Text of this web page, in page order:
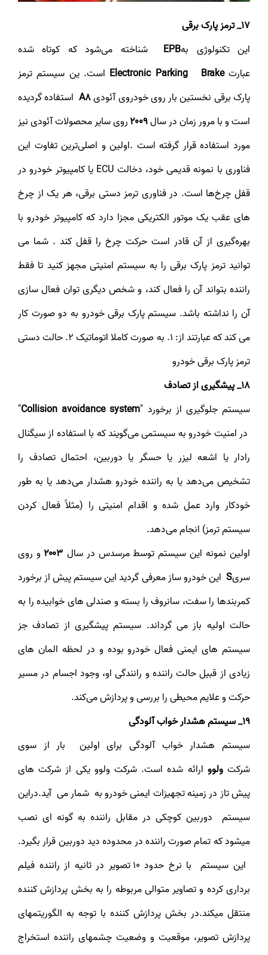
17_ ترمز پارک برقی
این تکنولوژی بهEPB شناخته می‌شود که کوتاه شده
عبارتElectronic Parking
Brake
است. ین سیستم ترمز
پارک برقی نخستین بار روی خودروی آئودیA8 استفاده گردیده
است و با مرور زمان در سال۲۰۰۹روی سایر محصولات آئودی نیز
مورد استفاده قرار گرفته است .اولین و اصلی‌ترین تفاوت این
فناوری با نمونه قدیمی خود، دخالت ECU یا کامپیوتر خودرو در
قفل چرخ‌ها است. در فناوری ترمز دستی برقی، هر یک از چرخ
های عقب یک موتور الکتریکی مجزا دارد که کامپیوتر خودرو با
بهره‌گیری از آن قادر است حرکت چرخ را قفل کند . شما می
توانید ترمز پارک برقی را به سیستم امنیتی مجهز کنید تا فقط
راننده بتواند آن را فعال کند، و شخص دیگری توان فعال سازی
آن را نداشته باشد. سیستم پارک برقی خودرو به دو صورت کار
می کند که عبارتند از: 1. به صورت کاملا اتوماتیک 2. حالت دستی
ترمز پارک برقی خودرو
18_ پیشگیری از تصادف
سیستم جلوگیری از برخورد "Collision avoidance system
"
در امنیت خودرو به سیستمی می‌گویند که با استفاده از سیگنال
رادار یا اشعه لیزر یا حسگر یا دوربین، احتمال تصادف را
تشخیص می‌دهد یا به راننده خودرو هشدار می‌دهد یا به طور
خودکار وارد عمل شده و اقدام امنیتی را (مثلاً فعال کردن
سیستم ترمز) انجام می‌دهد.
اولین نمونه این سیستم توسط مرسدس در سال ۲۰۰۳ و روی
سریS این خودرو ساز معرفی گردید این سیستم پیش از برخورد
کمربندها را سفت، سانروف را بسته و صندلی های خوابیده را به
حالت اولیه باز می گرداند. سیستم پیشگیری از تصادف جز
سیستم های ایمنی فعال خودرو بوده و در لحظه المان های
زیادی از قبیل حالت راننده و رانندگی او، وجود اجسام در مسیر
حرکت و علایم محیطی را بررسی و پردازش می‌کند.
19_ سیستم هشدار خواب آلودگی
سیستم هشدار خواب آلودگی برای اولین بار از سوی
شرکتولوو ارائه شده است. شرکت ولوو یکی از شرکت های
پیش تاز در زمینه تجهیزات ایمنی خودرو به شمار می آید.دراین
سیستم دوربین کوچکی در مقابل راننده به گونه ای نصب
می‎شود که تمام صورت راننده در محدوده دید دوربین قرار بگیرد.
این سیستم با نرخ حدود ۱۰ تصویر در ثانیه از راننده فیلم
برداری کرده و تصاویر متوالی مربوطه را به بخش پردازش کننده
منتقل می‎کند.در بخش پردازش کننده با توجه به الگوریتم‎های
پردازش تصویر، موقعیت و وضعیت چشم‎های راننده استخراج